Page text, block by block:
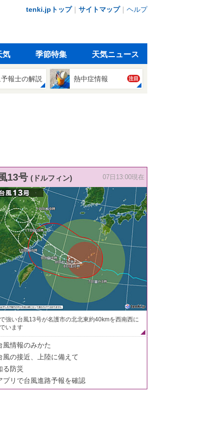
tenki.jpトップ｜ サイトマップ｜ ヘルプ
気 季節特集 天気ニュース
報士の解説 熱中症情報 注目
13号 (ドルフィン) 07日13:00現在
強い台風13号が名護市の北北東約40kmを西南西に
います
風情報のみかた
風の接近、上陸に備えて
る防災
プリで台風進路予報を確認